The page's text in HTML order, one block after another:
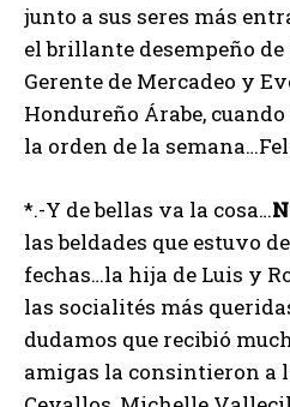
junto a sus seres más
el brillante desempeño
Gerente de Mercadeo y
Hondureño Árabe,
la orden de la
*.-Y de bellas va la cosa…
las beldades que estuvo
fechas…la hija de Luis y
las socialités más
dudamos que recibió
amigas la consintieron a